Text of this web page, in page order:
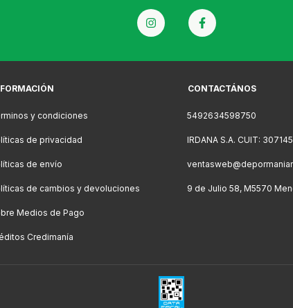
y condiciones
de privacidad
de envío
de cambios y devoluciones
Medios de Pago
Credimanía
CONTACTÁNOS
5492634598750
IRDANA S.A. CUIT:
9 de Julio 58, M5570